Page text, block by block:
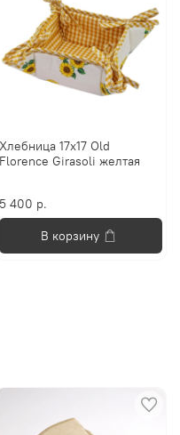
Хлебница 17х17 Old
Florence Girasoli желтая
5 400 р.
В корзину